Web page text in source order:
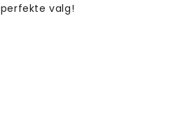
perfekte valg!